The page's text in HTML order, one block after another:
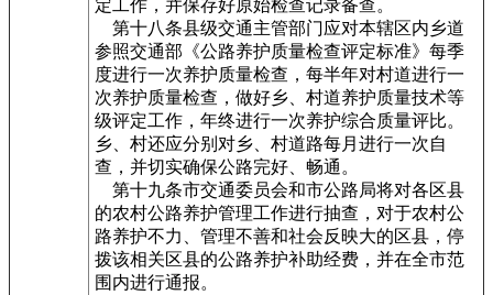
定工作，并保存好原始检查记录备查。
第十八条县级交通主管部门应对本辖区内乡道
参照交通部《公路养护质量检查评定标准》每季
度进行一次养护质量检查，每半年对村道进行一
次养护质量检查，做好乡、村道养护质量技术等
级评定工作，年终进行一次养护综合质量评比。
乡、村还应分别对乡、村道路每月进行一次自
查，并切实确保公路完好、畅通。
第十九条市交通委员会和市公路局将对各区县
的农村公路养护管理工作进行抽查，对于农村公
路养护不力、管理不善和社会反映大的区县，停
拨该相关区县的公路养护补助经费，并在全市范
围内进行通报。